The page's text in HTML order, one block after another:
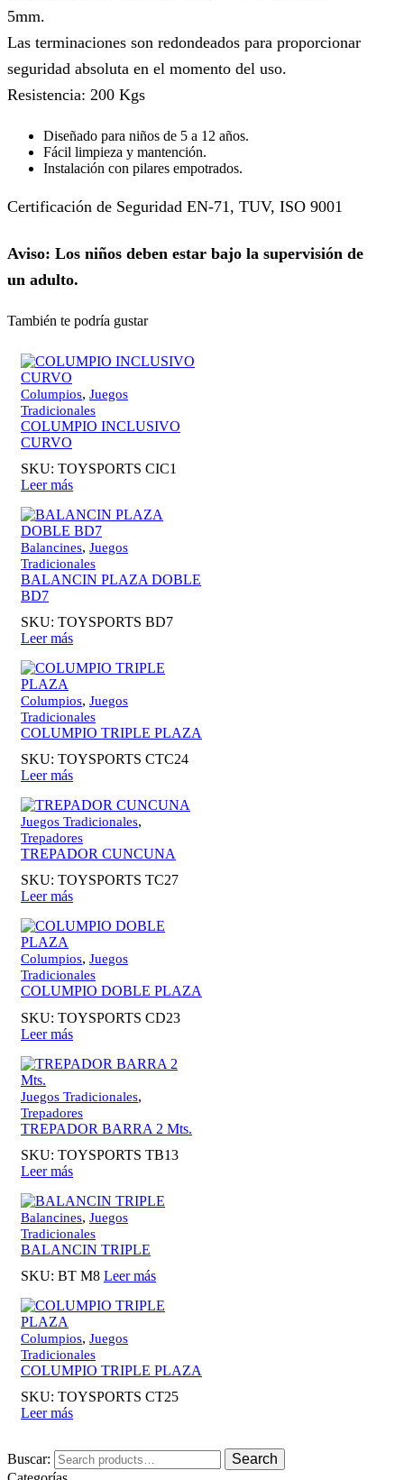
5mm.
Las terminaciones son redondeados para proporcionar
seguridad absoluta en el momento del uso.
Resistencia: 200 Kgs
Diseñado para niños de 5 a 12 años.
Fácil limpieza y mantención.
Instalación con pilares empotrados.
Certificación de Seguridad EN-71, TUV, ISO 9001
Aviso: Los niños deben estar bajo la supervisión de
un adulto.
También te podría gustar
Columpios, Juegos
Tradicionales
COLUMPIO INCLUSIVO
CURVO
SKU: TOYSPORTS CIC1
Leer más
Balancines, Juegos
Tradicionales
BALANCIN PLAZA DOBLE
BD7
SKU: TOYSPORTS BD7
Leer más
Columpios, Juegos
Tradicionales
COLUMPIO TRIPLE PLAZA
SKU: TOYSPORTS CTC24
Leer más
Juegos Tradicionales,
Trepadores
TREPADOR CUNCUNA
SKU: TOYSPORTS TC27
Leer más
Columpios, Juegos
Tradicionales
COLUMPIO DOBLE PLAZA
SKU: TOYSPORTS CD23
Leer más
Juegos Tradicionales,
Trepadores
TREPADOR BARRA 2 Mts.
SKU: TOYSPORTS TB13
Leer más
Balancines, Juegos
Tradicionales
BALANCIN TRIPLE
SKU: BT M8 Leer más
Columpios, Juegos
Tradicionales
COLUMPIO TRIPLE PLAZA
SKU: TOYSPORTS CT25
Leer más
Buscar:
Search